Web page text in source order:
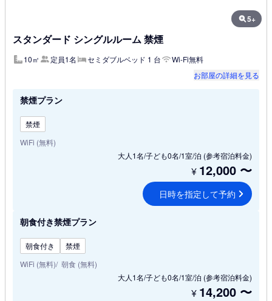
5+
スタンダード シングルルーム 禁煙
10㎡ 定員1名 セミダブルベッド 1 台
Wi-Fi無料
お部屋の詳細を見る
禁煙プラン
禁煙
WiFi (無料)
大人1名/子ども0名/1室/泊 (参考宿泊料金)
¥ 12,000 〜
日時を指定して予約
朝食付き禁煙プラン
朝食付き
禁煙
WiFi (無料) 朝食 (無料)
大人1名/子ども0名/1室/泊 (参考宿泊料金)
¥ 14,200 〜